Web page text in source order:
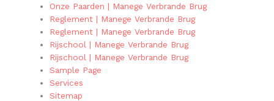
Onze Paarden | Manege Verbrande Brug
Reglement | Manege Verbrande Brug
Reglement | Manege Verbrande Brug
Rijschool | Manege Verbrande Brug
Rijschool | Manege Verbrande Brug
Sample Page
Services
Sitemap